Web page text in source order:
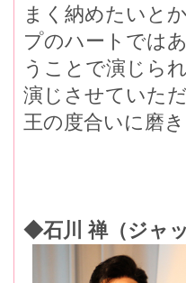
まく納めたいと
プのハートでは
うことで演じら
演じさせていた
王の度合いに磨
◆石川 禅（ジャ